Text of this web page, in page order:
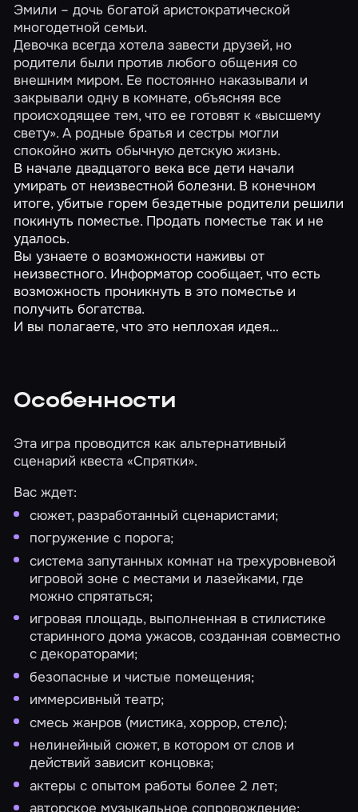
Эмили – дочь богатой аристократической
многодетной семьи.
Девочка всегда хотела завести друзей, но
родители были против любого общения со
внешним миром. Ее постоянно наказывали и
закрывали одну в комнате, объясняя все
происходящее тем, что ее готовят к «высшему
свету». А родные братья и сестры могли
спокойно жить обычную детскую жизнь.
В начале двадцатого века все дети начали
умирать от неизвестной болезни. В конечном
итоге, убитые горем бездетные родители решили
покинуть поместье. Продать поместье так и не
удалось.
Вы узнаете о возможности наживы от
неизвестного. Информатор сообщает, что есть
возможность проникнуть в это поместье и
получить богатства.
И вы полагаете, что это неплохая идея…
Особенности
Эта игра проводится как альтернативный
сценарий квеста«Спрятки».
Вас ждет:
сюжет, разработанный сценаристами;
погружение с порога;
система запутанных комнат на трехуровневой
игровой зоне с местами и лазейками, где
можно спрятаться;
игровая площадь, выполненная в стилистике
старинного дома ужасов, созданная совместно
с декораторами;
безопасные и чистые помещения;
иммерсивный театр;
смесь жанров (мистика, хоррор, стелс);
нелинейный сюжет, в котором от слов и
действий зависит концовка;
актеры с опытом работы более 2 лет;
авторское музыкальное сопровождение;